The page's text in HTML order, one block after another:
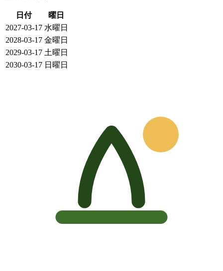
日付
曜日
2027-03-17 水曜日
2028-03-17 金曜日
2029-03-17 土曜日
2030-03-17 日曜日